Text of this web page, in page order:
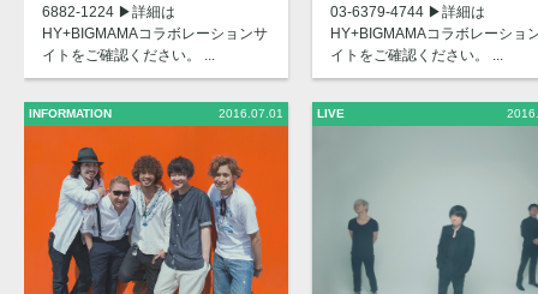
6882-1224 ▶︎詳細は
HY+BIGMAMAコラボレーションサ
イトをご確認ください。 ...
INFORMATION 2016.07.01
03-6379-4744 ▶︎詳細は
HY+BIGMAMAコラボレーショ
イトをご確認ください。 ...
LIVE